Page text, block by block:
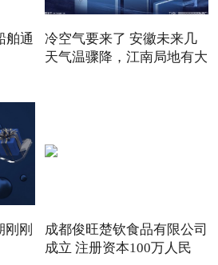
舶通
冷空气要来了 安徽未来几
天气温骤降，江南局地有大
刚刚
成都俊旺楚钦食品有限公司
成立 注册资本100万人民